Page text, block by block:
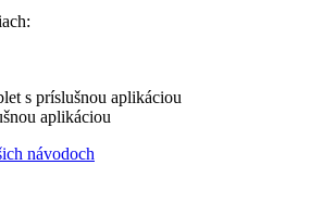
s príslušnou aplikáciou
aplikáciou
návodoch